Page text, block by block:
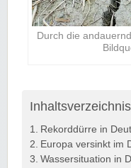
Durch die
Inhaltsverzeichnis
Rekorddürre in
Europa versinkt im
Wassersituation in